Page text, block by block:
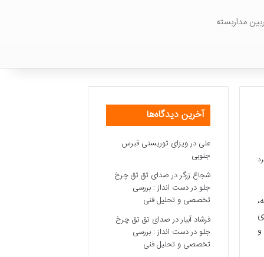
مداربسته
آخرین دیدگاه‌ها
علی درویزای توریستی قبرس
جنوبی
شجاع زرگردرصدای تق تق چرخ
جلو در دست انداز : بررسی
تخصصی و تحلیل فنی
فرشاد آبیاردرصدای تق تق چرخ
جلو در دست انداز : بررسی
تخصصی و تحلیل فنی